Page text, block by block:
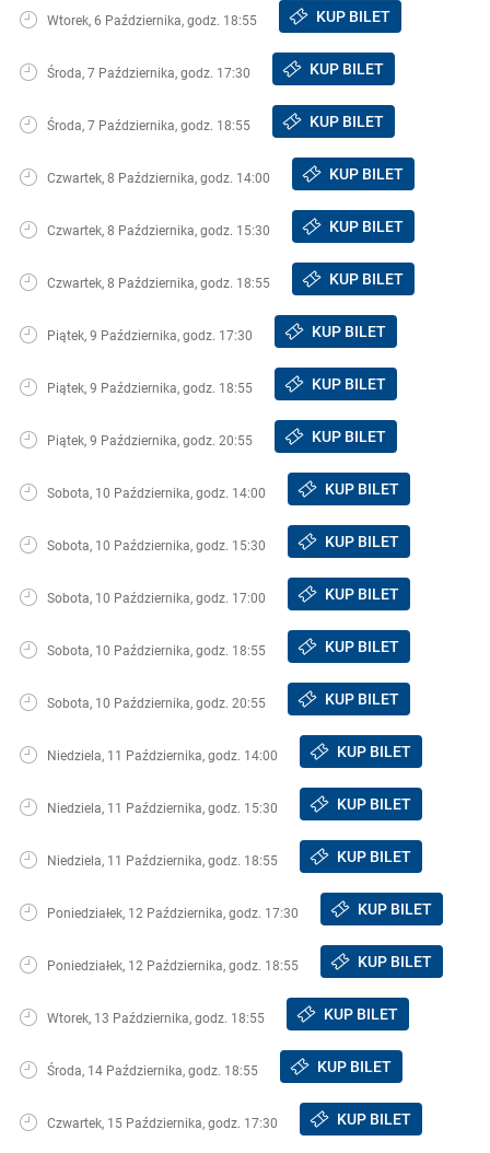
Wtorek, 6 Października, godz. 18:55 KUP BILET
Środa, 7 Października, godz. 17:30 KUP BILET
Środa, 7 Października, godz. 18:55 KUP BILET
Czwartek, 8 Października, godz. 14:00 KUP BILET
Czwartek, 8 Października, godz. 15:30 KUP BILET
Czwartek, 8 Października, godz. 18:55 KUP BILET
Piątek, 9 Października, godz. 17:30 KUP BILET
Piątek, 9 Października, godz. 18:55 KUP BILET
Piątek, 9 Października, godz. 20:55 KUP BILET
Sobota, 10 Października, godz. 14:00 KUP BILET
Sobota, 10 Października, godz. 15:30 KUP BILET
Sobota, 10 Października, godz. 17:00 KUP BILET
Sobota, 10 Października, godz. 18:55 KUP BILET
Sobota, 10 Października, godz. 20:55 KUP BILET
Niedziela, 11 Października, godz. 14:00 KUP BILET
Niedziela, 11 Października, godz. 15:30 KUP BILET
Niedziela, 11 Października, godz. 18:55 KUP BILET
Poniedziałek, 12 Października, godz. 17:30 KUP BILET
Poniedziałek, 12 Października, godz. 18:55 KUP BILET
Wtorek, 13 Października, godz. 18:55 KUP BILET
Środa, 14 Października, godz. 18:55 KUP BILET
Czwartek, 15 Października, godz. 17:30 KUP BILET